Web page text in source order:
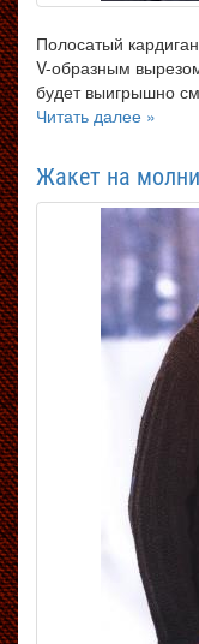
Полосатый
V-образным
будет выигрышно
Читать далее »
Жакет на